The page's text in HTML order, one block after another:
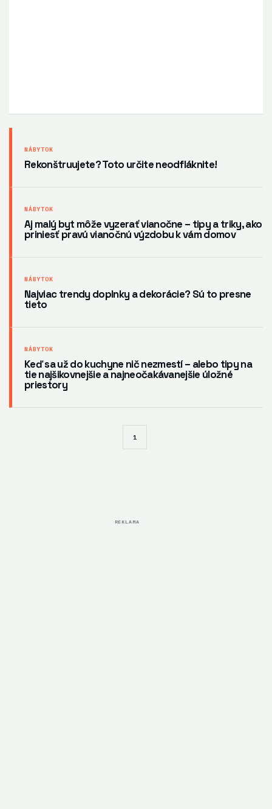
NÁBYTOK
Rekonštruujete? Toto určite neodfláknite!
NÁBYTOK
Aj malý byt môže vyzerať vianočne – tipy a triky, ako
priniesť pravú vianočnú výzdobu k vám domov
NÁBYTOK
Najviac trendy doplnky a dekorácie? Sú to presne
tieto
NÁBYTOK
Keď sa už do kuchyne nič nezmestí – alebo tipy na
tie najšikovnejšie a najneočakávanejšie úložné
priestory
1
REKLAMA